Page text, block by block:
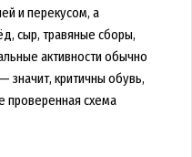
и перекусом, а
сыр, травяные сборы,
активности обычно
значит, критичны обувь,
проверенная схема